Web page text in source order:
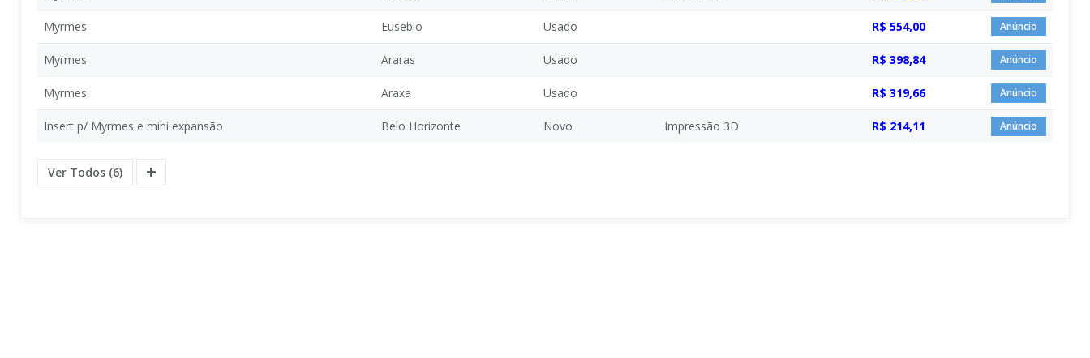
Myrmes Eusebio Usado R$ 554,00 Anúncio
Myrmes Araras Usado R$ 398,84 Anúncio
Myrmes Araxa Usado R$ 319,66 Anúncio
Insert p/ Myrmes e mini expansão Belo Horizonte Novo Impressão 3D R$ 214,11 Anúncio
Ver Todos (6)